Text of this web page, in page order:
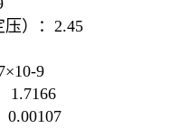
）：2.45
9
1.7166